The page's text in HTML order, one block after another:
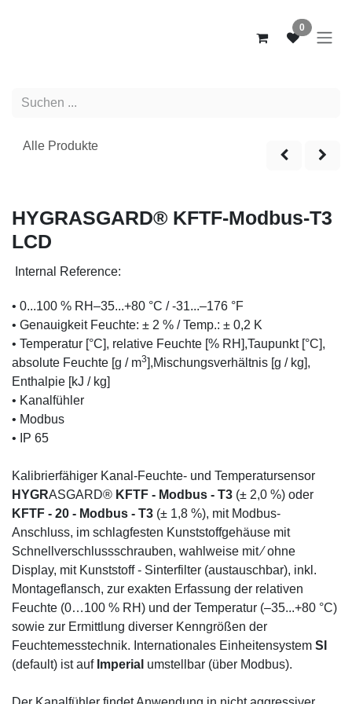
0
Alle Produkte
NEW
HYGRASGARD® KFTF-Modbus-T3
LCD
Internal Reference:
• 0...100 % RH–35...+80 °C / -31...–176 °F
• Genauigkeit Feuchte: ± 2 % / Temp.: ± 0,2 K
• Temperatur [°C], relative Feuchte [% RH],Taupunkt [°C],
absolute Feuchte [g / m3],Mischungsverhältnis [g / kg],
Enthalpie [kJ / kg]
• Kanalfühler
• Modbus
• IP 65
Kalibrierfähiger Kanal-Feuchte- und Temperatursensor
HYGRASGARD® KFTF - Modbus - T3 (± 2,0 %) oder
KFTF - 20 - Modbus - T3 (± 1,8 %), mit Modbus-
Anschluss, im schlagfesten Kunststoffgehäuse mit
Schnellverschlussschrauben, wahlweise mit ⁄ ohne
Display, mit Kunststoff - Sinterfilter (austauschbar), inkl.
Montageflansch, zur exakten Erfassung der relativen
Feuchte (0…100 % RH) und der Temperatur (–35...+80 °C)
sowie zur Ermittlung diverser Kenngrößen der
Feuchtemesstechnik. Internationales Einheitensystem SI
(default) ist auf Imperial umstellbar (über Modbus).